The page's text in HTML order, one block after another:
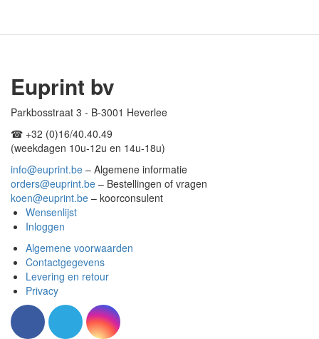
Euprint bv
Parkbosstraat 3 - B-3001 Heverlee
☎︎ +32 (0)16/40.40.49
(weekdagen 10u-12u en 14u-18u)
info@euprint.be – Algemene informatie
orders@euprint.be – Bestellingen of vragen
koen@euprint.be – koorconsulent
Wensenlijst
Inloggen
Algemene voorwaarden
Contactgegevens
Levering en retour
Privacy